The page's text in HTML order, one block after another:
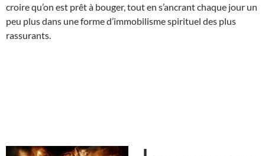
croire qu’on est prêt à bouger, tout en s’ancrant chaque jour un
peu plus dans une forme d’immobilisme spirituel des plus
rassurants.